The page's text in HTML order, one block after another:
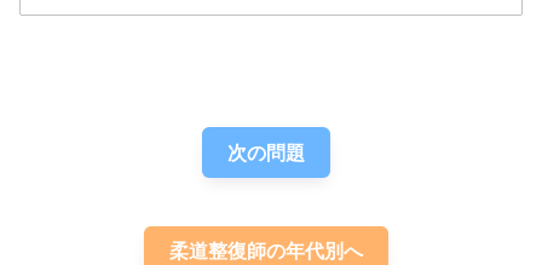
次の問題
柔道整復師の年代別へ